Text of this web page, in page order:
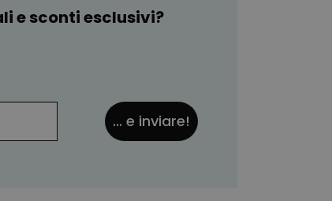
e sconti esclusivi?
... e inviare!